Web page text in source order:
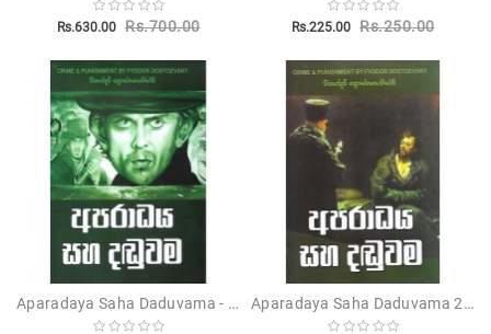
Miscellanious
Other
Publishers
Rs.630.00 Rs.700.00 Rs.225.00 Rs.250.00
Aparadaya Saha Daduvama - අපරාධය සහ දඩුවම Aparadaya Saha Daduvama 2 - අපරාධය සහ දඩුවම 2